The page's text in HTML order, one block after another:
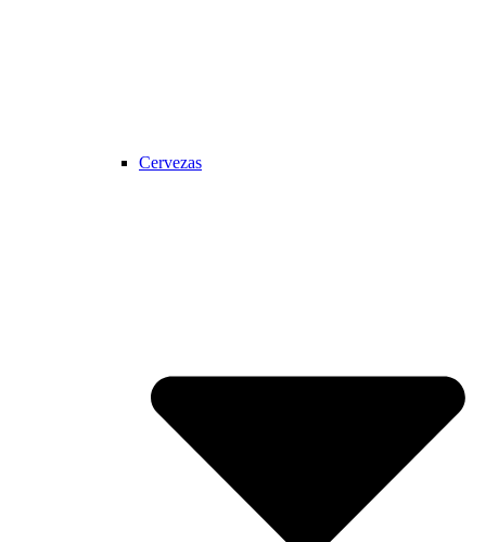
Cervezas